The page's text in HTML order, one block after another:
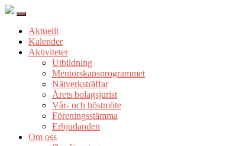
Aktuellt
Kalender
Aktiviteter
Utbildning
Mentorskapsprogrammet
Nätverksträffar
Årets bolagsjurist
Vår- och höstmöte
Föreningsstämma
Erbjudanden
Om oss